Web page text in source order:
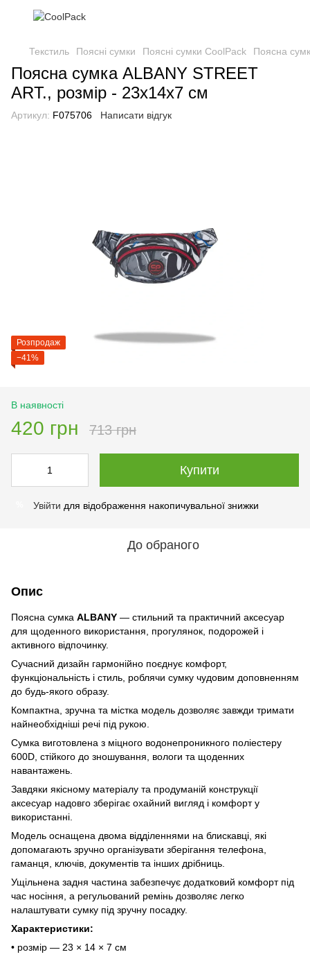
Текстиль Поясні сумки Поясні сумки CoolPack Поясна
Поясна сумка ALBANY STREET
ART., розмір - 23х14х7 см
Артикул: F075706 Написати відгук
Розпродаж
−41%
В наявності
420 грн 713 грн
Купити
Увійти для відображення накопичувальної знижки
До обраного
Опис
Поясна сумка ALBANY — стильний та практичний аксесуар
для щоденного використання, прогулянок, подорожей і
активного відпочинку.
Сучасний дизайн гармонійно поєднує комфорт,
функціональність і стиль, роблячи сумку чудовим доповненням
до будь-якого образу.
Компактна, зручна та містка модель дозволяє завжди тримати
найнеобхідніші речі під рукою.
Сумка виготовлена з міцного водонепроникного поліестеру
600D, стійкого до зношування, вологи та щоденних
навантажень.
Завдяки якісному матеріалу та продуманій конструкції
аксесуар надовго зберігає охайний вигляд і комфорт у
використанні.
Модель оснащена двома відділеннями на блискавці, які
допомагають зручно організувати зберігання телефона,
гаманця, ключів, документів та інших дрібниць.
Ущільнена задня частина забезпечує додатковий комфорт під
час носіння, а регульований ремінь дозволяє легко
налаштувати сумку під зручну посадку.
Характеристики:
• розмір — 23 × 14 × 7 см